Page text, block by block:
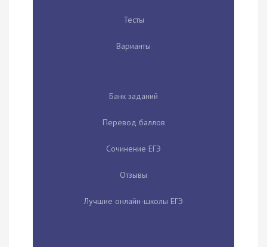
Тесты
Варианты
Банк заданий
Перевод баллов
Сочинение ЕГЭ
Отзывы
Лучшие онлайн-школы ЕГЭ